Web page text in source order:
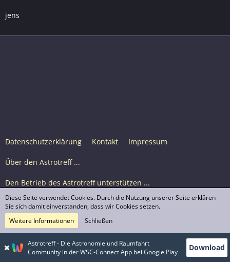
jens
Datenschutzerklärung Kontakt Impressum
Über den Astrotreff ...
Den Betrieb des Astrotreff unterstützen ...
Nutzungsbedingungen
© Astrotreff 2001-2026, lizenziert unter CC BY-SA,
sofern für einzelne Inhalte nicht anders angegeben
Astrotreff - Die Astronomie und Raumfahrt
Community in der WSC-Connect App bei Google Play
Download
Diese Seite verwendet Cookies. Durch die Nutzung unserer Seite erklären
Sie sich damit einverstanden, dass wir Cookies setzen.
Weitere Informationen
Schließen